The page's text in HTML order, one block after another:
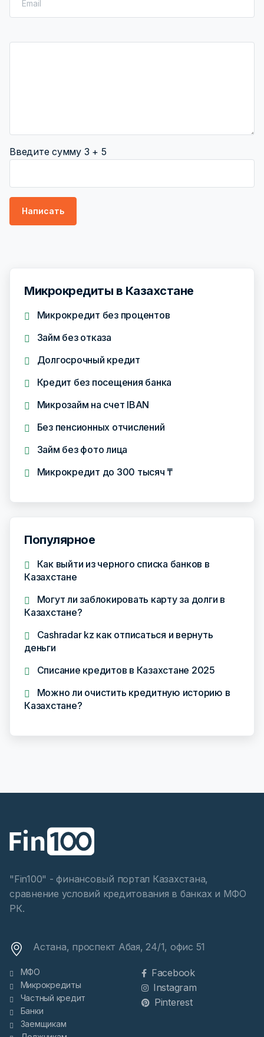
Введите сумму 3 + 5
Микрокредиты в Казахстане
Микрокредит без процентов
Займ без отказа
Долгосрочный кредит
Кредит без посещения банка
Микрозайм на счет IBAN
Без пенсионных отчислений
Займ без фото лица
Микрокредит до 300 тысяч ₸
Популярное
Как выйти из черного списка банков в
Казахстане
Могут ли заблокировать карту за долги в
Казахстане?
Cashradar kz как отписаться и вернуть
деньги
Списание кредитов в Казахстане 2025
Можно ли очистить кредитную историю в
Казахстане?
"Fin100" - финансовый портал Казахстана,
сравнение условий кредитования в банках и МФО
РК.
Астана, проспект Абая, 24/1, офис 51
МФО
Микрокредиты
Частный кредит
Банки
Заемщикам
Facebook
Instagram
Pinterest